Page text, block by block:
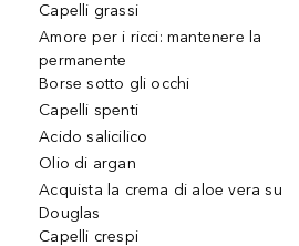
Capelli grassi
Amore per i ricci: mantenere la
permanente
Borse sotto gli occhi
Capelli spenti
Acido salicilico
Olio di argan
Acquista la crema di aloe vera su
Douglas
Capelli crespi